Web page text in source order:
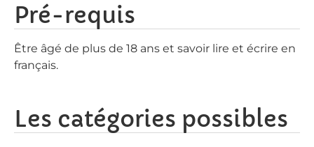
Pré-requis
Être âgé de plus de 18 ans et savoir lire et écrire en
français.
Les catégories possibles